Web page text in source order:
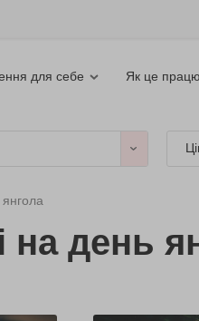
для себе Як це
на день